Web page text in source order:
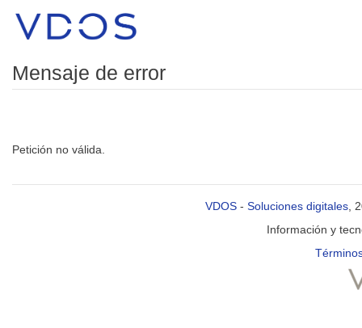
Mensaje de error
Petición no válida.
VDOS - Soluciones digitales ,
Información y